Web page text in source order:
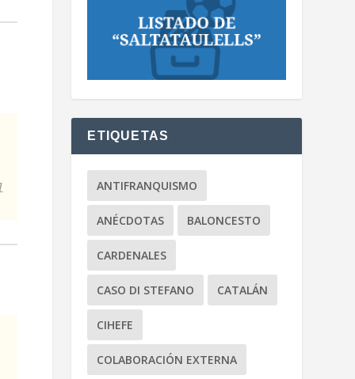
ETIQUETAS
ANTIFRANQUISMO
ANÉCDOTAS BALONCESTO
CARDENALES
CASO DI STEFANO CATALÁN
CIHEFE
COLABORACIÓN EXTERNA